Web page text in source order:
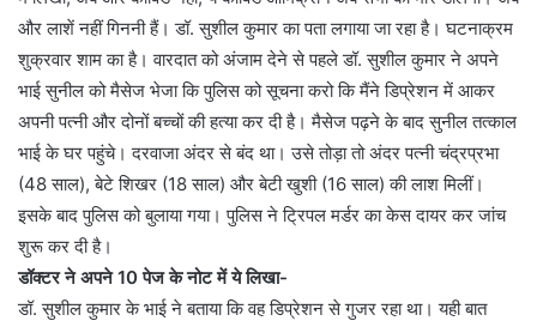
और लाशें नहीं गिननी हैं। डॉ. सुशील कुमार का पता लगाया जा रहा है। घटनाक्रम
शुक्रवार शाम का है। वारदात को अंजाम देने से पहले डॉ. सुशील कुमार ने अपने
भाई सुनील को मैसेज भेजा कि पुलिस को सूचना करो कि मैंने डिप्रेशन में आकर
अपनी पत्नी और दोनों बच्चों की हत्या कर दी है। मैसेज पढ़ने के बाद सुनील तत्काल
भाई के घर पहुंचे। दरवाजा अंदर से बंद था। उसे तोड़ा तो अंदर पत्नी चंद्रप्रभा
(48 साल), बेटे शिखर (18 साल) और बेटी खुशी (16 साल) की लाश मिलीं।
इसके बाद पुलिस को बुलाया गया। पुलिस ने ट्रिपल मर्डर का केस दायर कर जांच
शुरू कर दी है।
डॉक्टर ने अपने 10 पेज के नोट में ये लिखा-
डॉ. सुशील कुमार के भाई ने बताया कि वह डिप्रेशन से गुजर रहा था। यही बात